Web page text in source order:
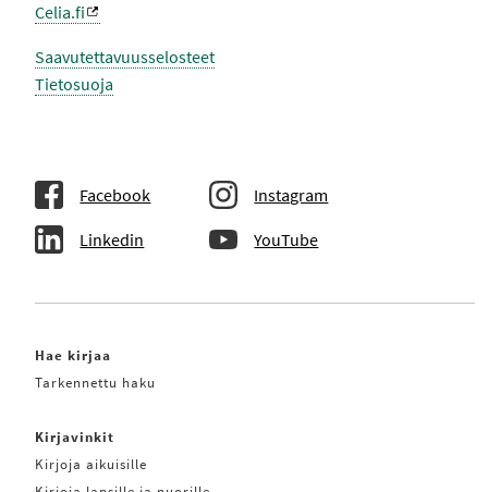
Celia.fi
Saavutettavuusselosteet
Tietosuoja
Facebook Instagram
Linkedin YouTube
Hae kirjaa
Tarkennettu haku
Kirjavinkit
Kirjoja aikuisille